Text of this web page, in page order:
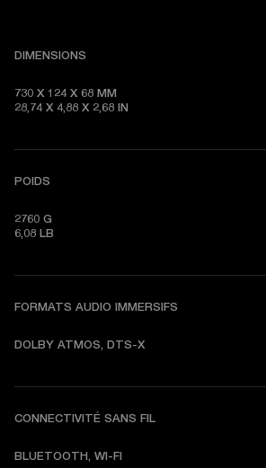
DIMENSIONS
730 X 124 X 68 MM
28,74 X 4,88 X 2,68 IN
POIDS
2760 G
6,08 LB
FORMATS AUDIO IMMERSIFS
DOLBY ATMOS, DTS-X
CONNECTIVITÉ SANS FIL
BLUETOOTH, WI-FI